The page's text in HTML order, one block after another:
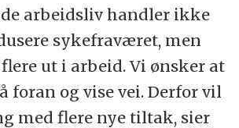
arbeidsliv handler ikke
sykefraværet, men
ut i arbeid. Vi ønsker at
foran og vise vei. Derfor vil
med flere nye tiltak, sier